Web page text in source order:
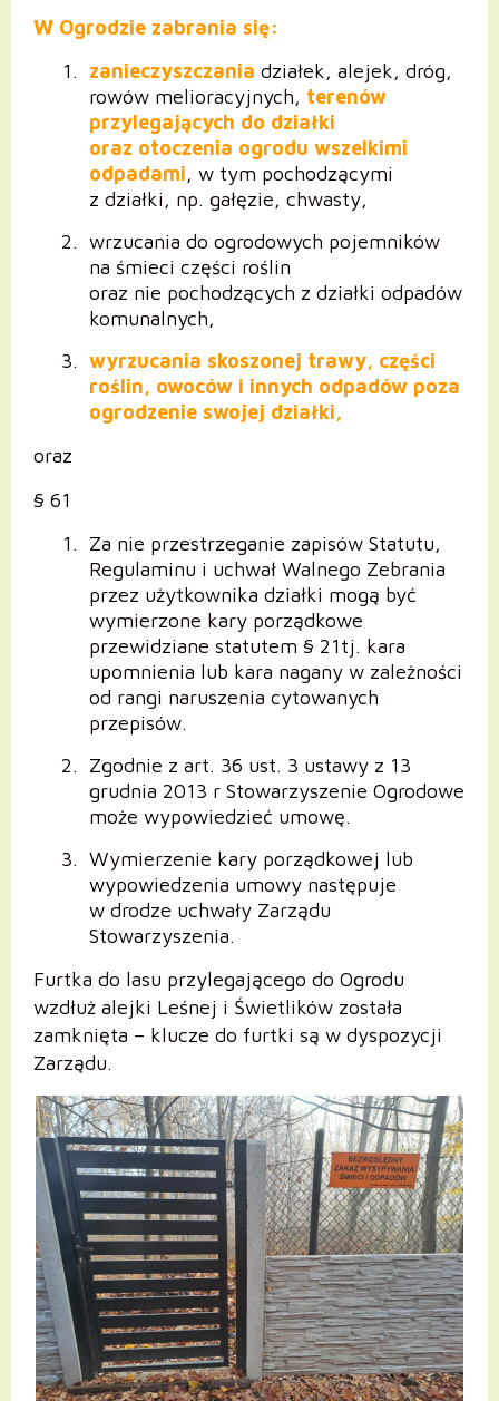
W Ogrodzie zabrania się:
zanieczyszczania działek, alejek, dróg,
rowów melioracyjnych, terenów
przylegających do działki
oraz otoczenia ogrodu wszelkimi
odpadami, w tym pochodzącymi
z działki, np. gałęzie, chwasty,
wrzucania do ogrodowych pojemników
na śmieci części roślin
oraz nie pochodzących z działki odpadów
komunalnych,
wyrzucania skoszonej trawy, części
roślin, owoców i innych odpadów poza
ogrodzenie swojej działki,
oraz
§ 61
Za nie przestrzeganie zapisów Statutu,
Regulaminu i uchwał Walnego Zebrania
przez użytkownika działki mogą być
wymierzone kary porządkowe
przewidziane statutem § 21tj. kara
upomnienia lub kara nagany w zależności
od rangi naruszenia cytowanych
przepisów.
Zgodnie z art. 36 ust. 3 ustawy z 13
grudnia 2013 r Stowarzyszenie Ogrodowe
może wypowiedzieć umowę.
Wymierzenie kary porządkowej lub
wypowiedzenia umowy następuje
w drodze uchwały Zarządu
Stowarzyszenia.
Furtka do lasu przylegającego do Ogrodu
wzdłuż alejki Leśnej i Świetlików została
zamknięta – klucze do furtki są w dyspozycji
Zarządu.